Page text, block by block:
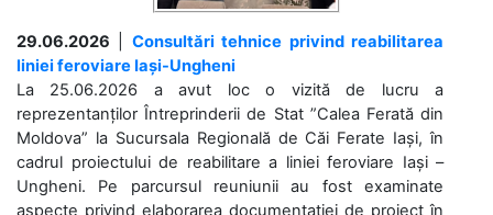
29.06.2026
Consultări tehnice privind reabilitarea
liniei feroviare Iași-Ungheni
La 25.06.2026 a avut loc o vizită de lucru a
reprezentanților Întreprinderii de Stat ”Calea Ferată din
Moldova” la Sucursala Regională de Căi Ferate Iași, în
cadrul proiectului de reabilitare a liniei feroviare Iași –
Ungheni. Pe parcursul reuniunii au fost examinate
aspecte privind elaborarea documentației de proiect în